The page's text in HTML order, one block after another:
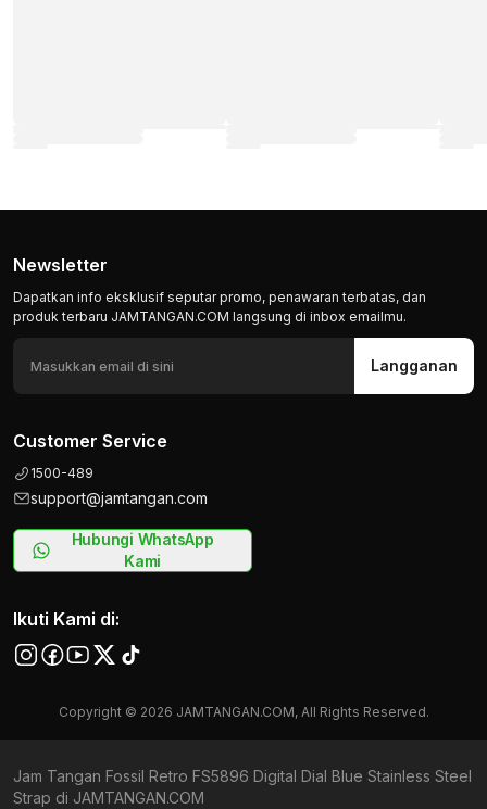
Newsletter
Dapatkan info eksklusif seputar promo, penawaran terbatas, dan
produk terbaru JAMTANGAN.COM langsung di inbox emailmu.
Langganan
Customer Service
1500-489
support@jamtangan.com
Hubungi WhatsApp
Kami
Ikuti Kami di:
Copyright © 2026 JAMTANGAN.COM, All Rights Reserved.
Jam Tangan Fossil Retro FS5896 Digital Dial Blue Stainless Steel
Strap di JAMTANGAN.COM